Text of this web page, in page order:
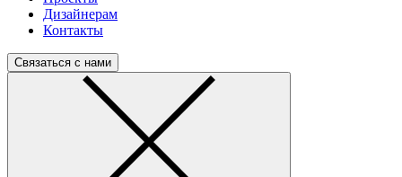
Дизайнерам
Контакты
Связаться с нами